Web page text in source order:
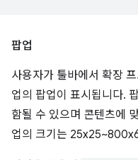
팝업
사용자가 툴바에서 확장
업의 팝업이 표시됩니다.
함될 수 있으며 콘텐츠에
업의 크기는